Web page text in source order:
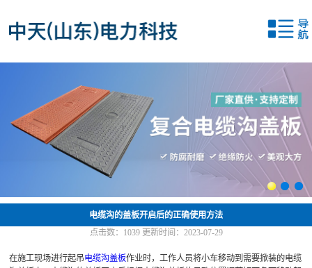
电缆沟的盖板开启后的正确使用方法
点击数：
1039更新时间：2023-07-29
在施工现场进行起吊电缆沟盖板作业时，工作人员将小车移动到需要掀装的电缆
新闻中心
应用案例
联系我们